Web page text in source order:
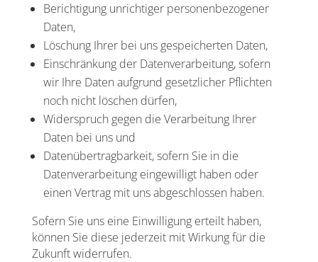
Berichtigung unrichtiger personenbezogener
Daten,
Löschung Ihrer bei uns gespeicherten Daten,
Einschränkung der Datenverarbeitung, sofern
wir Ihre Daten aufgrund gesetzlicher Pflichten
noch nicht löschen dürfen,
Widerspruch gegen die Verarbeitung Ihrer
Daten bei uns und
Datenübertragbarkeit, sofern Sie in die
Datenverarbeitung eingewilligt haben oder
einen Vertrag mit uns abgeschlossen haben.
Sofern Sie uns eine Einwilligung erteilt haben,
können Sie diese jederzeit mit Wirkung für die
Zukunft widerrufen.